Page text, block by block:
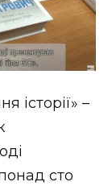
історії» –
сто